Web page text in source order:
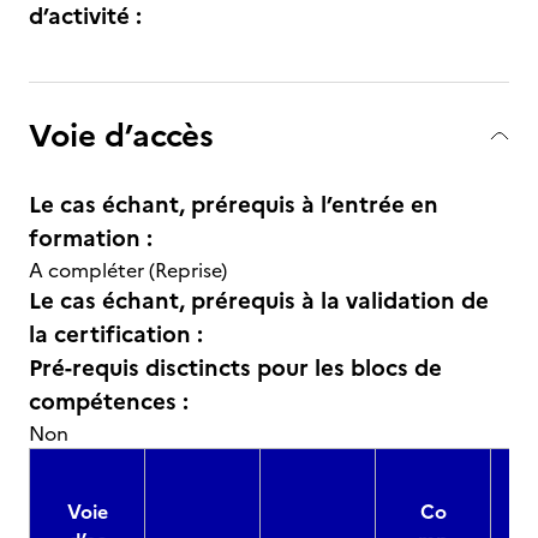
d’activité :
Voie d’accès
Le cas échant, prérequis à l’entrée en
formation :
A compléter (Reprise)
Le cas échant, prérequis à la validation de
la certification :
Pré-requis disctincts pour les blocs de
compétences :
Non
Voie
Co